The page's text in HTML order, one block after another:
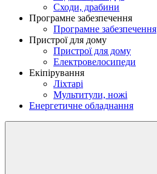
Сходи, драбини
Програмне забезпечення
Програмне забезпечення
Пристрої для дому
Пристрої для дому
Електровелосипеди
Екіпірування
Ліхтарі
Мультитули, ножі
Енергетичне обладнання